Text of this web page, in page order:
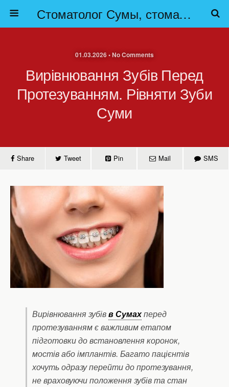
Стоматолог Сумы, стоматологические клиники Сумы, детская стоматология в Сумах. | Частная стоматология Сумы
01.03.2026 • No Comments
Вирівнювання Зубів Перед
Протезуванням. Рівняти Зуби
Суми
Share Tweet Pin Mail SMS
Вирівнювання зубівв Сумахперед
протезуванням є важливим етапом
підготовки до встановлення коронок,
мостів або імплантів. Багато пацієнтів
хочуть одразу перейти до протезування,
не враховуючи положення зубів та стан